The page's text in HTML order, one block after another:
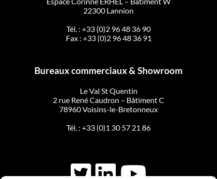
22300 Lannion
Tél. : +33 (0)2 96 48 36 90
Fax : +33 (0)2 96 48 36 91
Bureaux commerciaux & Showroom
Le Val St Quentin
2 rue René Caudron – Bâtiment C
78960 Voisins-le-Bretonneux
Tél. : +33 (0)1 30 57 21 86